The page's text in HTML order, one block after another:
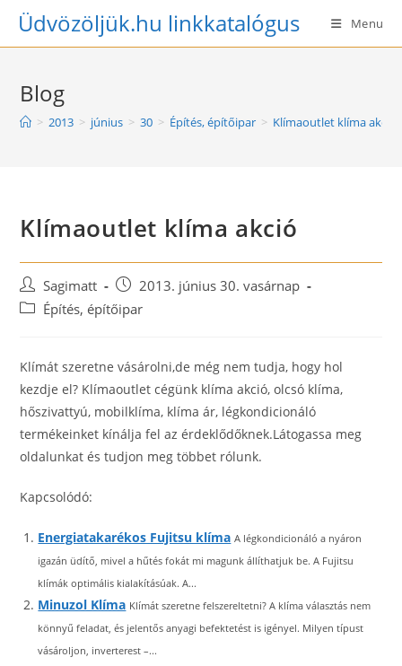
SkipÜdvözöljük.hu linkkatalógus Menu
Blog
> 2013 > június > 30 > Építés, építőipar > Klímaoutlet klíma akció
Klímaoutlet klíma akció
Post
author:
Sagimatt
Post
published:
2013. június 30. vasárnap
PostÉpítés, építőipar
Klímát szeretne vásárolni,de még nem tudja, hogy hol
kezdje el? Klímaoutlet cégünk klíma akció, olcsó klíma,
hőszivattyú, mobilklíma, klíma ár, légkondicionáló
termékeinket kínálja fel az érdeklődőknek.Látogassa meg
oldalunkat és tudjon meg többet rólunk.
Kapcsolódó:
Energiatakarékos Fujitsu klíma A légkondicionáló a nyáron
igazán üdítő, mivel a hűtés fokát mi magunk állíthatjuk be. A Fujitsu
klímák optimális kialakításúak. A...
Minuzol Klíma Klímát szeretne felszereltetni? A klíma választás nem
könnyű feladat, és jelentős anyagi befektetést is igényel. Milyen típust
vásároljon, inverterest –...